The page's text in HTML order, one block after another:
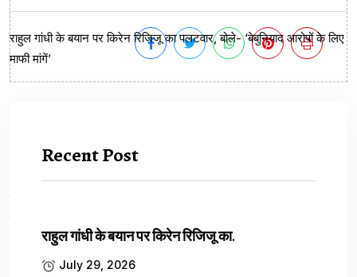
राहुल गांधी के बयान पर किरेन रिजिजू का पलटवार, बोले- ‘बेबुनियाद आरोपों के लिए
माफी मांगें’
Recent Post
राहुल गांधी के बयान पर किरेन रिजिजू का.
July 29, 2026